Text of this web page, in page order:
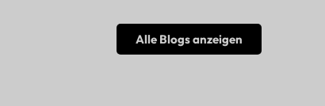
Alle Blogs anzeigen